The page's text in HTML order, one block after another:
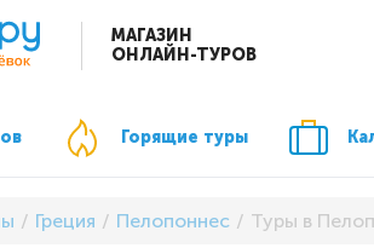
МАГАЗИН
ОНЛАЙН-ТУРОВ
Горящие туры
Греция Пелопоннес Туры в